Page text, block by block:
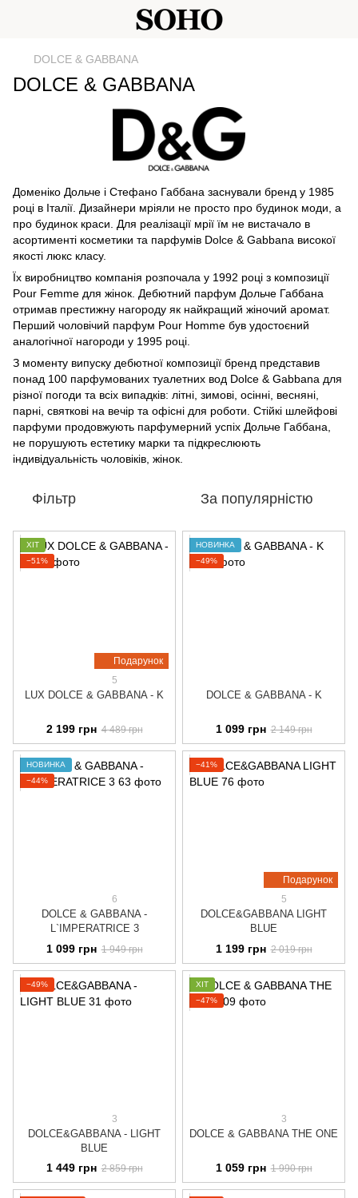
DOLCE & GABBANA
DOLCE & GABBANA
Доменіко Дольче і Стефано Габбана заснували бренд у 1985
році в Італії. Дизайнери мріяли не просто про будинок моди, а
про будинок краси. Для реалізації мрії їм не вистачало в
асортименті косметики та парфумів Dolce & Gabbana високої
якості люкс класу.
Їх виробництво компанія розпочала у 1992 році з композиції
Pour Femme для жінок. Дебютний парфум Дольче Габбана
отримав престижну нагороду як найкращий жіночий аромат.
Перший чоловічий парфум Pour Homme був удостоєний
аналогічної нагороди у 1995 році.
З моменту випуску дебютної композиції бренд представив
понад 100 парфумованих туалетних вод Dolce & Gabbana для
різної погоди та всіх випадків: літні, зимові, осінні, весняні,
парні, святкові на вечір та офісні для роботи. Стійкі шлейфові
парфуми продовжують парфумерний успіх Дольче Габбана,
не порушують естетику марки та підкреслюють
індивідуальність чоловіків, жінок.
Фільтр За популярністю
Подарунок
ХІТ
−51%
5
LUX DOLCE & GABBANA - K
2 199 грн 4 489 грн
НОВИНКА
−49%
DOLCE & GABBANA - K
1 099 грн 2 149 грн
НОВИНКА
−44%
6
DOLCE & GABBANA -
L`IMPERATRICE 3
1 099 грн 1 949 грн
Подарунок
−41%
5
DOLCE&GABBANA LIGHT
BLUE
1 199 грн 2 019 грн
−49%
3
DOLCE&GABBANA - LIGHT
BLUE
1 449 грн 2 859 грн
ХІТ
−47%
3
DOLCE & GABBANA THE ONE
1 059 грн 1 990 грн